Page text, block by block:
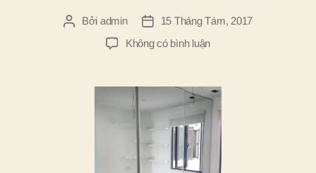
TácBởi admin
Ngày
đăng
15 Tháng Tám, 2017
Không có bình luậnở
trượt
không
trật
ray